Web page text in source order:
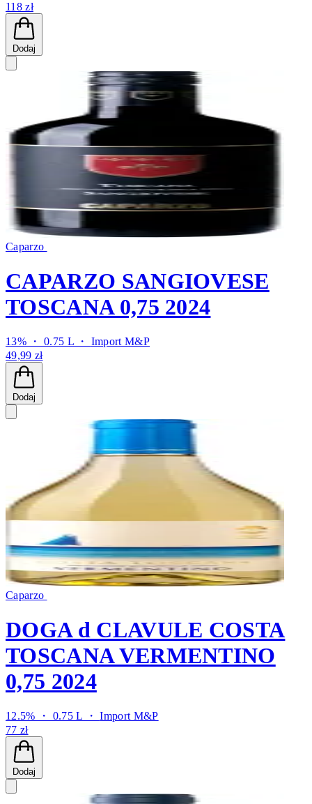
118 zł
Dodaj
Caparzo
CAPARZO SANGIOVESE
TOSCANA 0,75 2024
13% ・ 0.75 L ・ Import M&P
49,99 zł
Dodaj
Caparzo
DOGA d CLAVULE COSTA
TOSCANA VERMENTINO
0,75 2024
12.5% ・ 0.75 L ・Import M&P
77 zł
Dodaj